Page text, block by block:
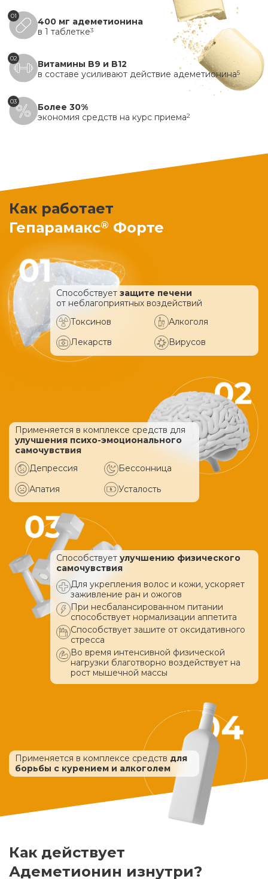
01
400 мг адеметионина
в 1 таблетке3
02
Витамины B9 и B12
в составе усиливают действие адеметионина5
03
Более 30%
экономия средств на курс приема2
Как работает
Гепарамакс® Форте
Способствует защите печени
от неблагоприятных воздействий
Токсинов
Алкоголя
Лекарств
Вирусов
Применяется в комплексе средств для
улучшения психо-эмоционального
самочувствия
Депрессия
Бессонница
Апатия
Усталость
Способствует улучшению физического
самочувствия
Для укрепления волос и кожи, ускоряет
заживление ран и ожогов
При несбалансированном питании
способствует нормализации аппетита
Способствует зашите от оксидативного
стресса
Во время интенсивной физической
нагрузки благотворно воздействует на
рост мышечной массы
Применяется в комплексе средств для
борьбы с курением и алкоголем
Как действует
Адеметионин изнутри?